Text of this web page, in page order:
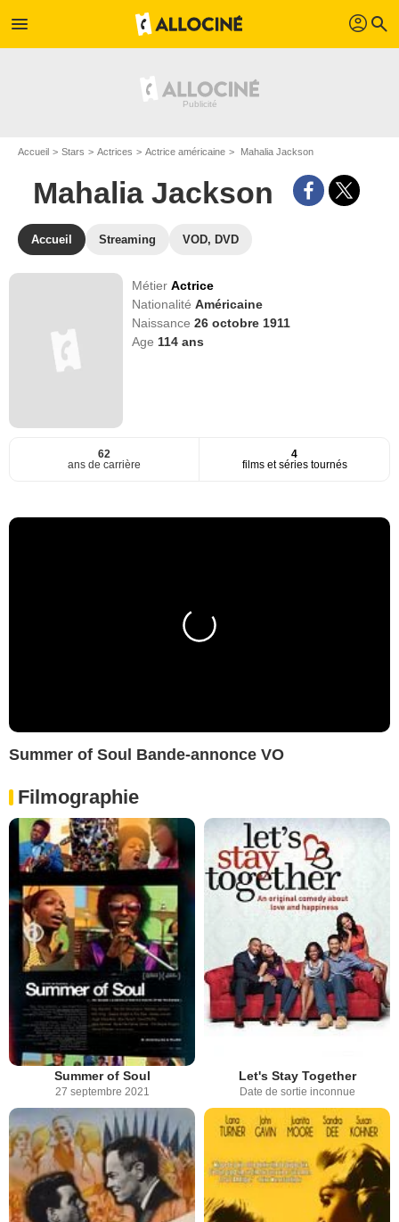
menu profil search
Accueil Stars Actrices Actrice américaine Mahalia Jackson
Mahalia Jackson
Accueil Streaming VOD, DVD
MétierActrice
NationalitéAméricaine
Naissance26 octobre 1911
Age 114 ans
62
ans de carrière
4
films et séries tournés
Summer of Soul Bande-annonce VO
Filmographie
Summer of Soul
27 septembre 2021
Let's Stay Together
Date de sortie inconnue